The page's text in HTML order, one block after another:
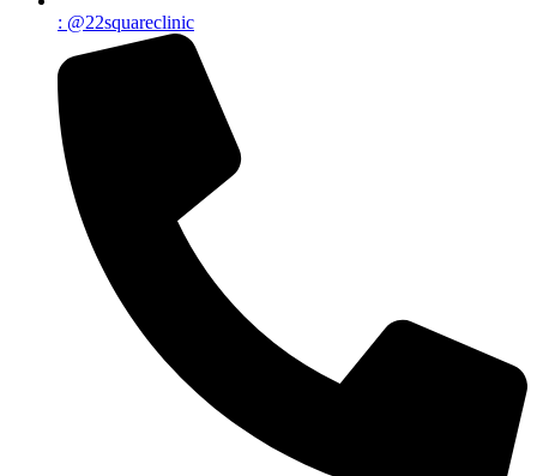
: @22squareclinic